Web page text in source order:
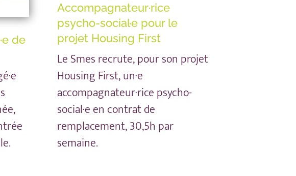
de
Accompagnateur·rice
psycho-social·e pour le
projet Housing First
Le Smes recrute, pour son projet
Housing First, un·e
accompagnateur·rice psycho-
social·e en contrat de
remplacement, 30,5h par
semaine.